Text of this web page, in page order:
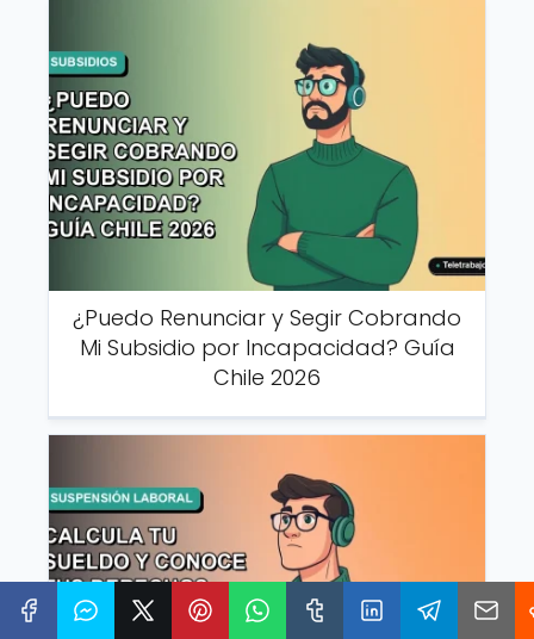
¿Puedo Renunciar y Segir Cobrando
Mi Subsidio por Incapacidad? Guía
Chile 2026